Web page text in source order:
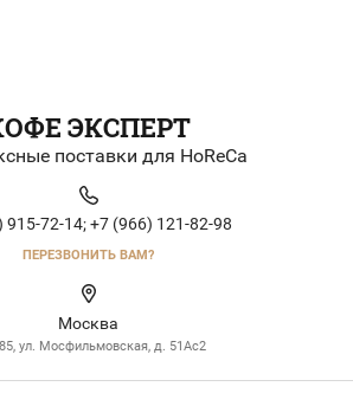
ЭКСПЕРТ
поставки для HoReCa
915-72-14; +7 (966) 121-82-98
ПЕРЕЗВОНИТЬ ВАМ?
Москва
ул. Мосфильмовская, д. 51Ac2